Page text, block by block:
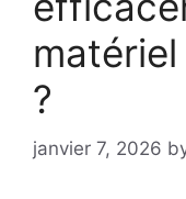
?
janvier 7, 2026